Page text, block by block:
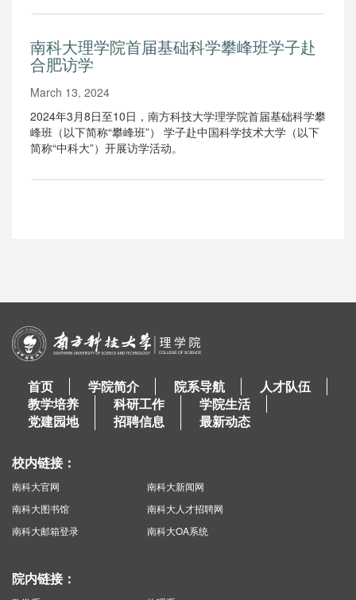
南科大理学院首届基础科学攀峰班学子赴
合肥访学
March 13, 2024
2024年3月8日至10日，南方科技大学理学院首届基础科学攀
峰班（以下简称“攀峰班”） 学子赴中国科学技术大学（以下
简称“中科大”）开展访学活动。
首页 学院简介 院系导航
人才队伍
教学培养
科研工作
学院生活
党建园地
招聘信息 最新动态
校内链接：
南科大官网
南科大新闻网
南科大图书馆
南科大人才招聘网
南科大邮箱登录
南科大OA系统
院内链接：